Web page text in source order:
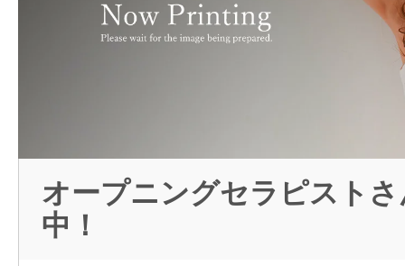
オープニングセラピスト
中！